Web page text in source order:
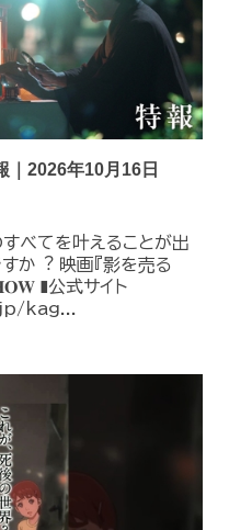
｜2026年10月16日
べてを叶えることが出
か︖ 映画『影を売る
❚公式サイト
kag...